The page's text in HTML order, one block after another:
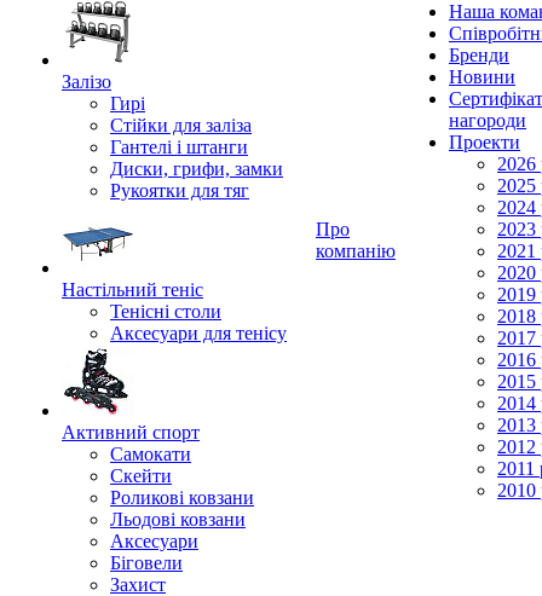
Залізо
Гирі
Стійки для заліза
Гантелі і штанги
Диски, грифи, замки
Рукоятки для тяг
Настільний теніс
Тенісні столи
Аксесуари для тенісу
Активний спорт
Самокати
Скейти
Роликові ковзани
Льодові ковзани
Аксесуари
Біговели
Захист
Про
компанію
Наша
Бренди
Новини
нагороди
Проекти
2026
2025
2024
2023
2021
2020
2019
2018
2017
2016
2015
2014
2013
2012
2011
2010